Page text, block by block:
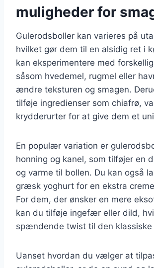
muligheder for
Gulerodsboller kan varieres på
hvilket gør dem til en alsidig ret i
kan eksperimentere med
såsom hvedemel, rugmel eller
ændre teksturen og smagen.
tilføje ingredienser som chiafrø,
krydderurter for at give dem et
En populær variation er
honning og kanel, som tilføjer en
og varme til bollen. Du kan også
græsk yoghurt for en ekstra
For dem, der ønsker en mere
kan du tilføje ingefær eller dild,
spændende twist til den klassiske
Uanset hvordan du vælger at